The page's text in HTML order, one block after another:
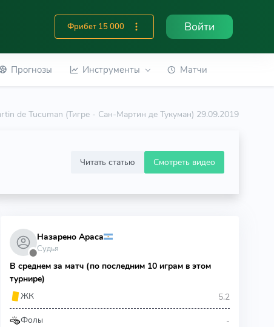
Фрибет 15 000 Войти
Прогнозы Инструменты Матчи
de Tucuman (Тигре - Сан-Мартин де Тукуман) 29.09.2019
Читать статью Смотреть видео
⬤
Назарено Араса
Судья
В среднем за матч (по последним 10 играм в этом
турнире)
ЖК
5.2
Фолы -